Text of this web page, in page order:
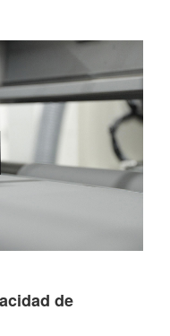
de